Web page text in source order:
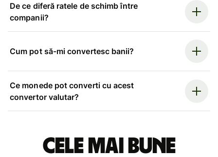
De ce diferă ratele de schimb între
companii?
Cum pot să-mi convertesc banii?
Ce monede pot converti cu acest
convertor valutar?
Cele mai bune